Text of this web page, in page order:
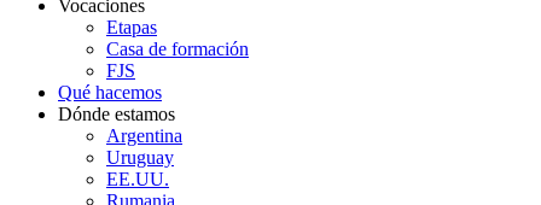
Vocaciones
Etapas
Casa de formación
FJS
Qué hacemos
Dónde estamos
Argentina
Uruguay
EE.UU.
Rumania